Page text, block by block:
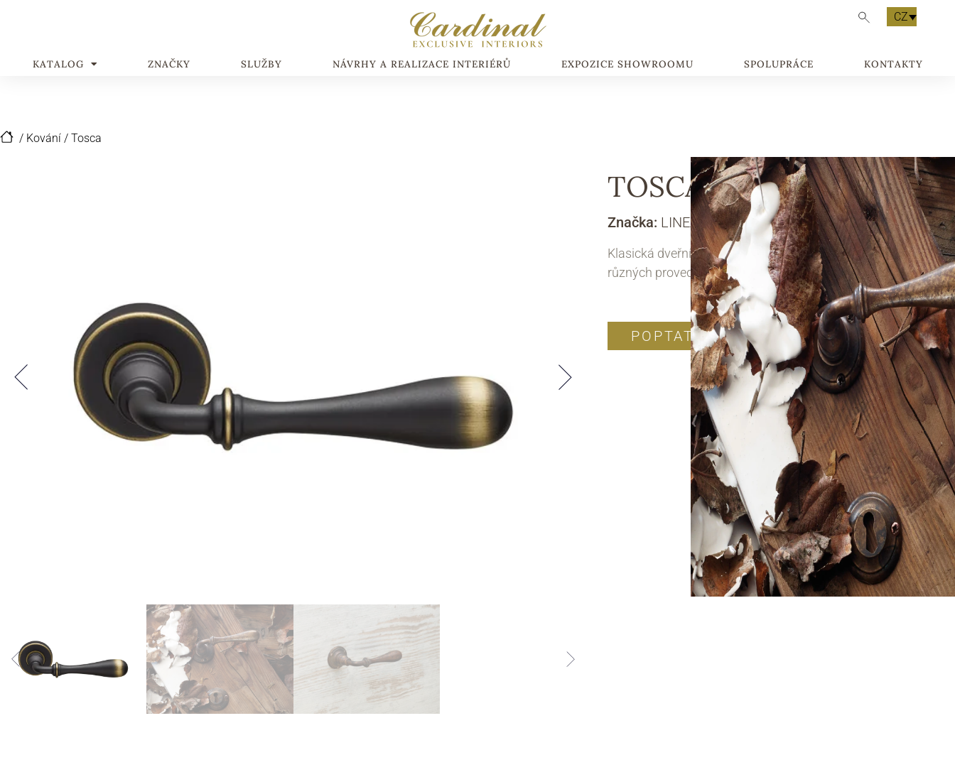
CZ
KATALOG ZNAČKY SLUŽBY NÁVRHY A REALIZACE INTERIÉRŮ EXPOZICE SHOWROOMU SPOLUPRÁCE KONTAKTY
/ Kování / Tosca
TOSCA
Značka: LINEA CALI
Klasická dveřní klika Tosca je dostupná v několika
různých provedeních.
POPTAT PRODUKT